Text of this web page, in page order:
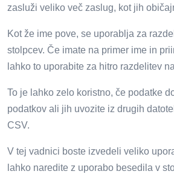
zasluži veliko več zaslug, kot jih
Kot že ime pove, se uporablja za
stolpcev. Če imate na primer ime in
lahko to uporabite za hitro razdelitev
To je lahko zelo koristno, če podatke
podatkov ali jih uvozite iz drugih
CSV.
V tej vadnici boste izvedeli veliko
lahko naredite z uporabo besedila v